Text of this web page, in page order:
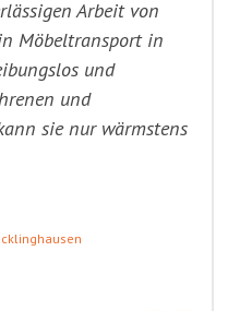
Arbeit von
Möbeltransport in
und
und
sie nur wärmstens